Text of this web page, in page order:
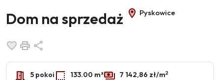
Dom na sprzedaż Pyskowice
Dodaj do ulubionych
Drukuj
5 pokoi 133.00 m² 7 142,86 zł/m2